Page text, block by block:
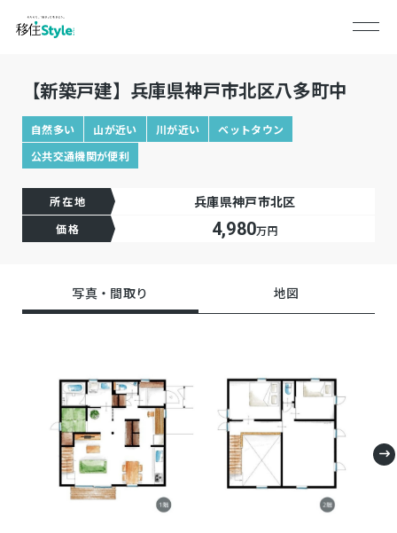
【新築戸建】兵庫県神戸市北区八多町中
自然多い 山が近い 川が近い
ベットタウン
公共交通機関が便利
所在地 兵庫県神戸市北区
価格 4,980万円
写真・間取り 地図